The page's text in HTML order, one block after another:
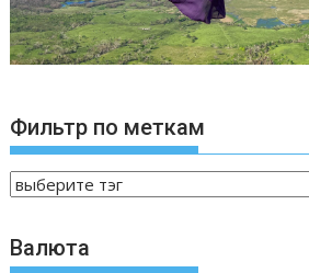
Фильтр по меткам
Валюта